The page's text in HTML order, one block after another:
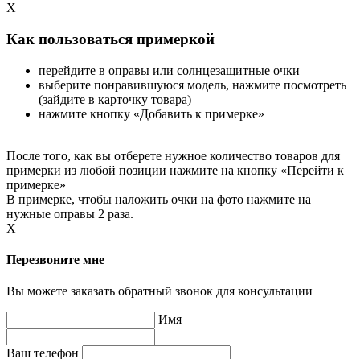
X
Как пользоваться примеркой
перейдите в оправы или солнцезащитные очки
выберите понравившуюся модель, нажмите посмотреть
(зайдите в карточку товара)
нажмите кнопку «Добавить к примерке»
После того, как вы отберете нужное количество товаров для
примерки из любой позиции нажмите на кнопку «Перейти к
примерке»
В примерке, чтобы наложить очки на фото нажмите на
нужные оправы 2 раза.
X
Перезвоните мне
Вы можете заказать обратный звонок для консультации
Имя
Ваш телефон